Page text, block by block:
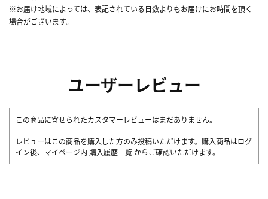
※お届け地域によっては、表記されている日数よりもお届けにお時間を頂く
場合がございます。
ユーザーレビュー
この商品に寄せられたカスタマーレビューはまだありません。
レビューはこの商品を購入した方のみ投稿いただけます。購入商品はログ
イン後、マイページ内 購入履歴一覧 からご確認いただけます。